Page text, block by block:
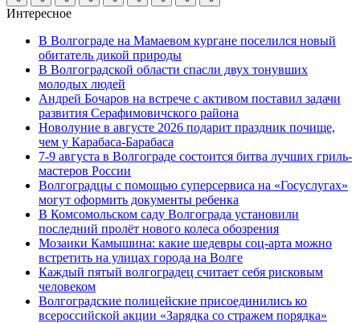
Интересное
В Волгограде на Мамаевом кургане поселился новый
обитатель дикой природы
В Волгоградской области спасли двух тонувших
молодых людей
Андрей Бочаров на встрече с активом поставил задачи
развития Серафимовичского района
Новолуние в августе 2026 подарит праздник почище,
чем у Карабаса-Барабаса
7-9 августа в Волгограде состоится битва лучших гриль-
мастеров России
Волгоградцы с помощью суперсервиса на «Госуслугах»
могут оформить документы ребенка
В Комсомольском саду Волгограда установили
последний пролёт нового колеса обозрения
Мозаики Камышина: какие шедевры соц-арта можно
встретить на улицах города на Волге
Каждый пятый волгоградец считает себя рисковым
человеком
Волгоградские полицейские присоединились ко
всероссийской акции «Зарядка со стражем порядка»